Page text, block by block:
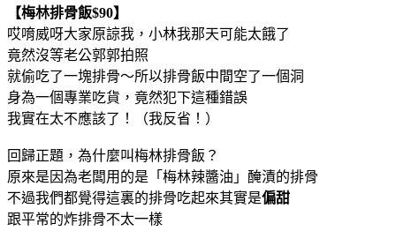
【梅林排骨飯$90】
哎唷威呀大家原諒我，小林我那天可能太餓了
竟然沒等老公郭郭拍照
就偷吃了一塊排骨～所以排骨飯中間空了一個洞
身為一個專業吃貨，竟然犯下這種錯誤
我實在太不應該了！（我反省！）
回歸正題，為什麼叫梅林排骨飯？
原來是因為老闆用的是「梅林辣醬油」醃漬的排骨
不過我們都覺得這裏的排骨吃起來其實是偏甜
跟平常的炸排骨不太一樣